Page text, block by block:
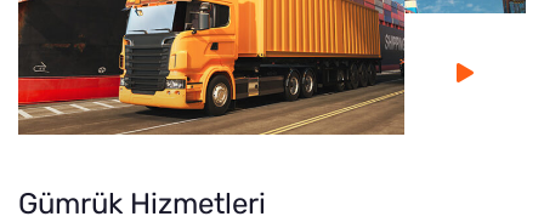
Gümrük Hizmetleri